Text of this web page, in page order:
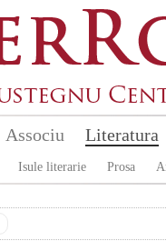
Associu Literatura
Isule literarie Prosa